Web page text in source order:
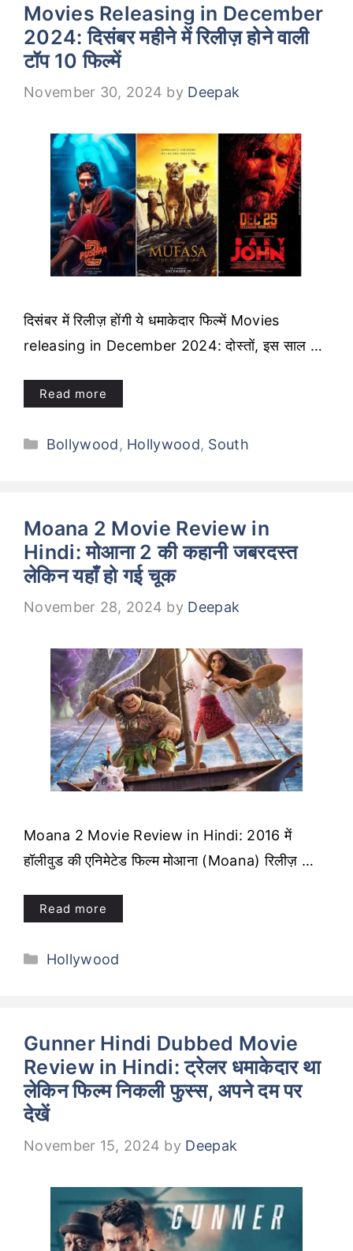
Movies Releasing in December
2024: दिसंबर महीने में रिलीज़ होने वाली
टॉप 10 फिल्में
November 30, 2024 by Deepak
दिसंबर में रिलीज़ होंगी ये धमाकेदार फिल्में Movies
releasing in December 2024: दोस्तों, इस साल …
Read more
Categories
Bollywood, Hollywood, South
Moana 2 Movie Review in
Hindi: मोआना 2 की कहानी जबरदस्त
लेकिन यहाँ हो गई चूक
November 28, 2024 by Deepak
Moana 2 Movie Review in Hindi: 2016 में
हॉलीवुड की एनिमेटेड फिल्म मोआना (Moana) रिलीज़ …
Read more
Categories
Hollywood
Gunner Hindi Dubbed Movie
Review in Hindi: ट्रेलर धमाकेदार था
लेकिन फिल्म निकली फुस्स, अपने दम पर
देखें
November 15, 2024 by Deepak